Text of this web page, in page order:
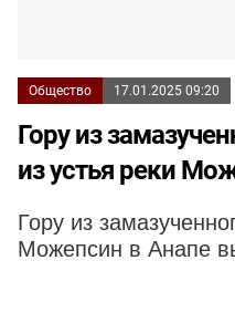
Общество 17.01.2025 09:20
Гору из
из устья реки
Гору из
Можепсин в Анапе